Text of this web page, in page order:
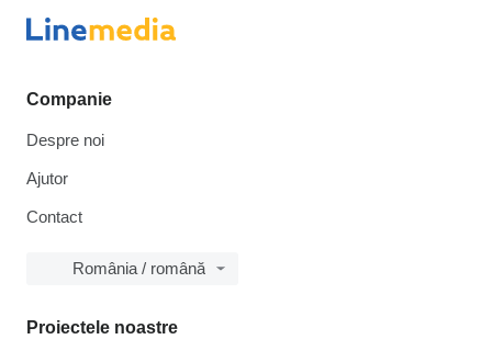
Companie
Despre noi
Ajutor
Contact
România / română
Proiectele noastre